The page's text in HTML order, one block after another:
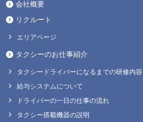
会社概要
リクルート
エリアページ
タクシーのお仕事紹介
タクシードライバーになるまでの研修内容
給与システムについて
ドライバーの一日の仕事の流れ
タクシー搭載機器の説明